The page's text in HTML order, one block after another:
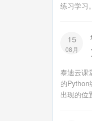
练习学习。
15
08月
泰迪云课
的Python
出现的位